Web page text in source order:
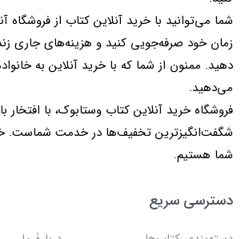
شما می‌توانید با خرید آنلاین کتاب از فروشگاه
زمان خود صرفه‌جویی کنید و هزینه‌های جاری
دهید. ممنون از شما که با خرید آنلاین به
می‌دهید.
فروشگاه خرید آنلاین کتاب وستابوک، با افتخار
شگفت‌انگیزترین تخفیف‌ها در خدمت شماست.
شما هستیم.
دسترسی سریع